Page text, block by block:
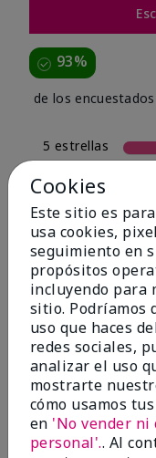
93%
de los
5 estrellas
4 estrellas
3 estrellas
2 estrellas
1 estrella
de
Cookies
Este sitio es
usa cookies,
seguimiento en
propósitos
incluyendo para
sitio. Podríamos
uso que haces
redes sociales,
analizar el uso
mostrarte
cómo usamos
en 'No vender
personal'.. Al